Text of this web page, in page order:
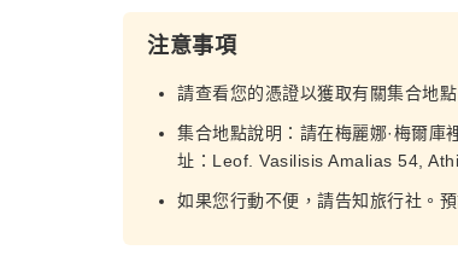
注意事項
請查看您的憑證以獲取有關集合地
集合地點說明：請在梅麗娜·梅爾庫
址：Leof. Vasilisis Amalias 54,
如果您行動不便，請告知旅行社。